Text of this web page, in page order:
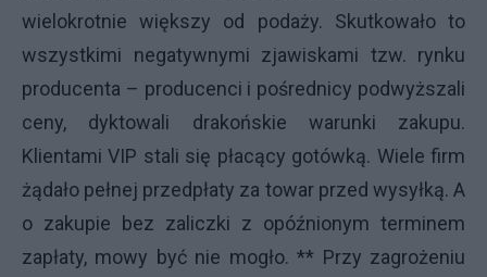
wielokrotnie większy od podaży. Skutkowało to
wszystkimi negatywnymi zjawiskami tzw. rynku
producenta – producenci i pośrednicy podwyższali
ceny, dyktowali drakońskie warunki zakupu.
Klientami VIP stali się płacący gotówką. Wiele firm
żądało pełnej przedpłaty za towar przed wysyłką. A
o zakupie bez zaliczki z opóźnionym terminem
zapłaty, mowy być nie mogło. ** Przy zagrożeniu